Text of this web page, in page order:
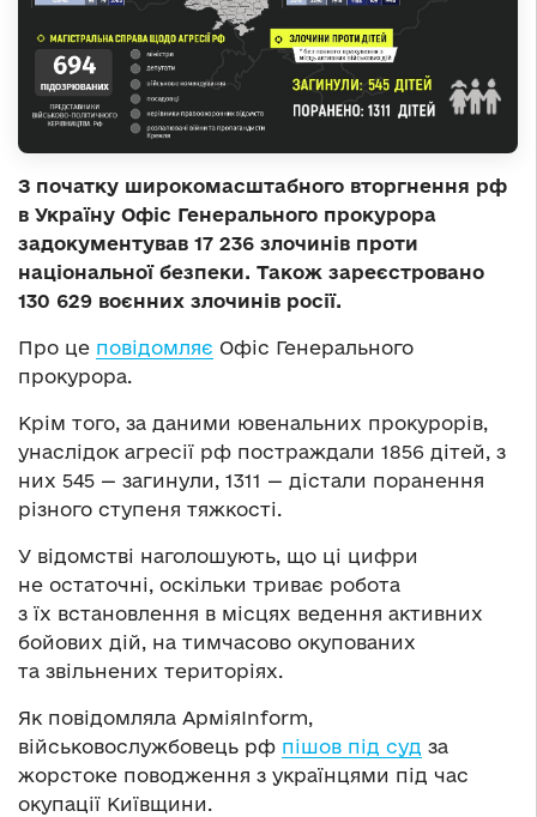
З початку широкомасштабного вторгнення рф
в Україну Офіс Генерального прокурора
задокументував 17 236 злочинів проти
національної безпеки. Також зареєстровано
130 629 воєнних злочинів росії.
Про це повідомляє Офіс Генерального
прокурора.
Крім того, за даними ювенальних прокурорів,
унаслідок агресії рф постраждали 1856 дітей, з
них 545 — загинули, 1311 — дістали поранення
різного ступеня тяжкості.
У відомстві наголошують, що ці цифри
не остаточні, оскільки триває робота
з їх встановлення в місцях ведення активних
бойових дій, на тимчасово окупованих
та звільнених територіях.
Як повідомляла АрміяInform,
військовослужбовець рф пішов під суд за
жорстоке поводження з українцями під час
окупації Київщини.